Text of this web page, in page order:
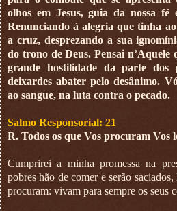
olhos em Jesus, guia da nossa
Renunciando à alegria que tinha
a cruz, desprezando a sua
do trono de Deus. Pensai
grande hostilidade da parte dos
deixardes abater pelo desânimo.
ao sangue, na luta contra o pecado.
Salmo Responsorial: 21
R. Todos os que Vos procuram Vos
Cumprirei a minha promessa na
pobres hão de comer e serão
procuram: vivam para sempre os seus